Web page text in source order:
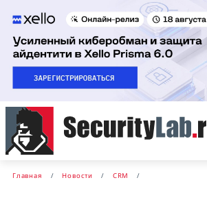
Главная Новости CRM